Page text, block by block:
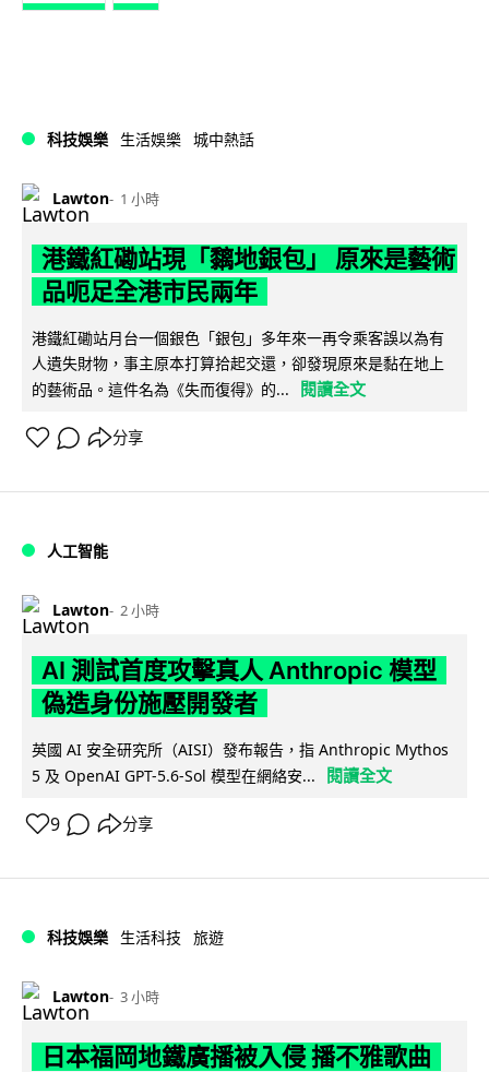
科技娛樂 生活娛樂 城中熱話
Lawton 1 小時
港鐵紅磡站現「黐地銀包」 原來是藝術
品呃足全港市民兩年
港鐵紅磡站月台一個銀色「銀包」多年來一再令乘客誤以為有
人遺失財物，事主原本打算拾起交還，卻發現原來是黏在地上
的藝術品。這件名為《失而復得》的...
閱讀全文
分享
人工智能
Lawton 2 小時
AI 測試首度攻擊真人 Anthropic 模型
偽造身份施壓開發者
英國 AI 安全研究所（AISI）發布報告，指 Anthropic Mythos
5 及 OpenAI GPT-5.6-Sol 模型在網絡安...
閱讀全文
9 分享
科技娛樂 生活科技 旅遊
Lawton 3 小時
日本福岡地鐵廣播被入侵 播不雅歌曲